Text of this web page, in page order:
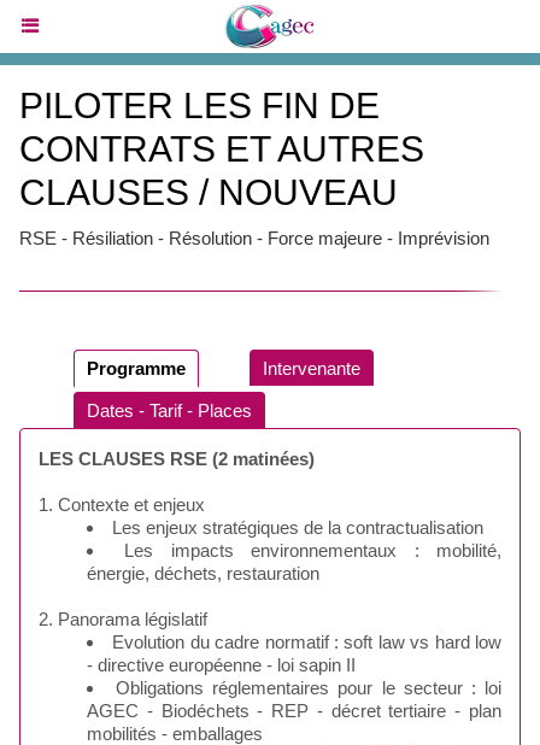
PILOTER LES FIN DE
CONTRATS ET AUTRES
CLAUSES / NOUVEAU
RSE - Résiliation - Résolution - Force majeure - Imprévision
Programme Intervenante
Dates - Tarif - Places
LES CLAUSES RSE (2 matinées)
1. Contexte et enjeux
Les enjeux stratégiques de la contractualisation
Les impacts environnementaux : mobilité,
énergie, déchets, restauration
2. Panorama législatif
Evolution du cadre normatif : soft law vs hard low
- directive européenne - loi sapin II
Obligations réglementaires pour le secteur : loi
AGEC - Biodéchets - REP - décret tertiaire - plan
mobilités - emballages